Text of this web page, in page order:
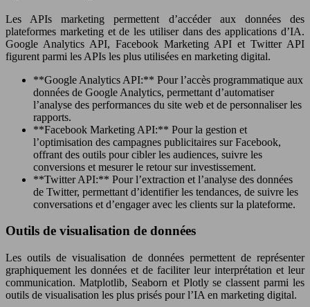
Les APIs marketing permettent d’accéder aux données des
plateformes marketing et de les utiliser dans des applications d’IA.
Google Analytics API, Facebook Marketing API et Twitter API
figurent parmi les APIs les plus utilisées en marketing digital.
**Google Analytics API:** Pour l’accès programmatique aux
données de Google Analytics, permettant d’automatiser
l’analyse des performances du site web et de personnaliser les
rapports.
**Facebook Marketing API:** Pour la gestion et
l’optimisation des campagnes publicitaires sur Facebook,
offrant des outils pour cibler les audiences, suivre les
conversions et mesurer le retour sur investissement.
**Twitter API:** Pour l’extraction et l’analyse des données
de Twitter, permettant d’identifier les tendances, de suivre les
conversations et d’engager avec les clients sur la plateforme.
Outils de visualisation de données
Les outils de visualisation de données permettent de représenter
graphiquement les données et de faciliter leur interprétation et leur
communication. Matplotlib, Seaborn et Plotly se classent parmi les
outils de visualisation les plus prisés pour l’IA en marketing digital.